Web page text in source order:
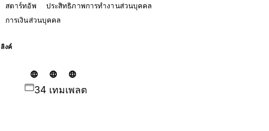
สตาร์ทอัพ
ประสิทธิภาพการทำงานส่วนบุคคล
การเงินส่วนบุคคล
ลิงค์
34 เทมเพลต